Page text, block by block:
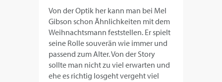
Von der Optik her kann man bei Mel
Gibson schon Ähnlichkeiten mit dem
Weihnachtsmann feststellen. Er spielt
seine Rolle souverän wie immer und
passend zum Alter. Von der Story
sollte man nicht zu viel erwarten und
ehe es richtig losgeht vergeht viel